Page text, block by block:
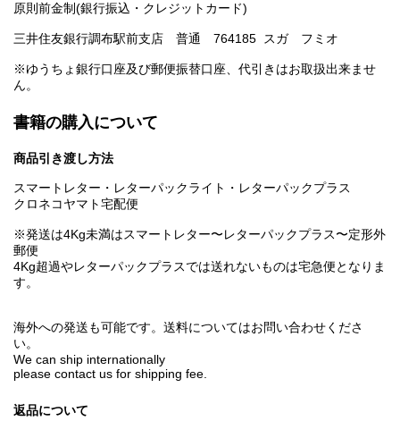
原則前金制(銀行振込・クレジットカード)
三井住友銀行調布駅前支店 普通 764185 スガ フミオ
※ゆうちょ銀行口座及び郵便振替口座、代引きはお取扱出来ませ
ん。
書籍の購入について
商品引き渡し方法
スマートレター・レターパックライト・レターパックプラス
クロネコヤマト宅配便
※発送は4Kg未満はスマートレター〜レターパックプラス〜定形外
郵便
4Kg超過やレターパックプラスでは送れないものは宅急便となりま
す。
海外への発送も可能です。送料についてはお問い合わせくださ
い。
We can ship internationally
please contact us for shipping fee.
返品について